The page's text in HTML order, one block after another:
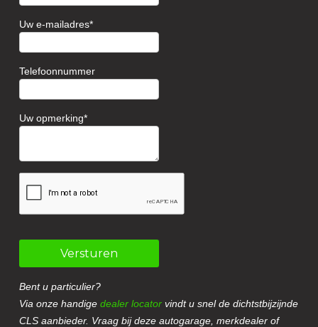
Uw e-mailadres
Telefoonnummer
Uw opmerking
Versturen
Bent u particulier?
Via onze handigedealer locator vindt u snel de dichtstbijzijnde
CLS aanbieder. Vraag bij deze autogarage, merkdealer of